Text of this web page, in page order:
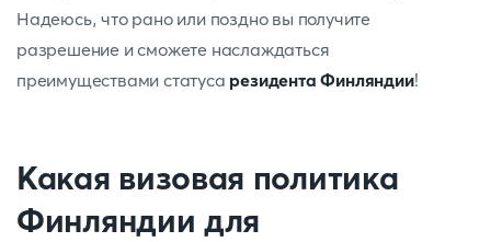
Надеюсь, что рано или поздно вы получите
разрешение и сможете наслаждаться
преимуществами статуса резидента Финляндии!
Какая визовая политика
Финляндии для